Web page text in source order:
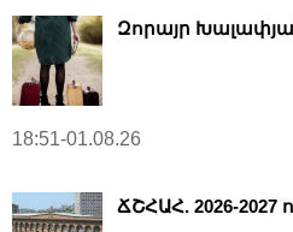
Զորայր
18:51-01.08.26
ՃՇՀԱՀ. 2026-